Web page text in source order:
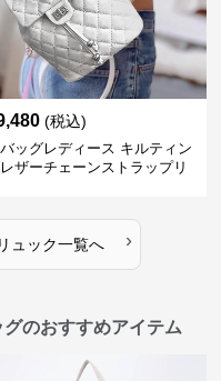
(税込)
ッグレディース キルティン
ザーチェーンストラップリ
ュック一覧へ ›
のおすすめアイテム